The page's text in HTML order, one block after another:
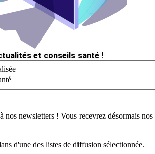
et conseils santé !
newsletters ! Vous recevrez désormais nos
d'une des listes de diffusion sélectionnée.